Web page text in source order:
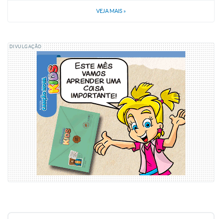
VEJA MAIS »
DIVULGAÇÃO